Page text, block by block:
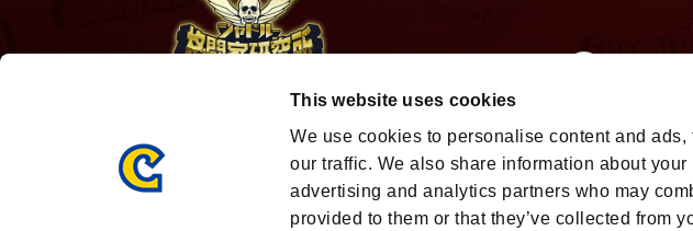
This website uses cookies
We use cookies to personalise content and
our traffic. We also share information about
advertising and analytics partners who may
provided to them or that they’ve collected from
は株式会社ソニー・インタラクティブエンタテインメントの
©2026 Valve Corporation. Steam and the Steam logo are trademarks and/or registered